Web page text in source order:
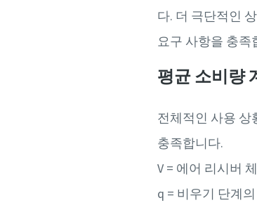
다. 더 극단적인
요구 사항을 충족
평균 소비량
전체적인 사용 상
충족합니다.
V = 에어 리시버
q = 비우기 단계